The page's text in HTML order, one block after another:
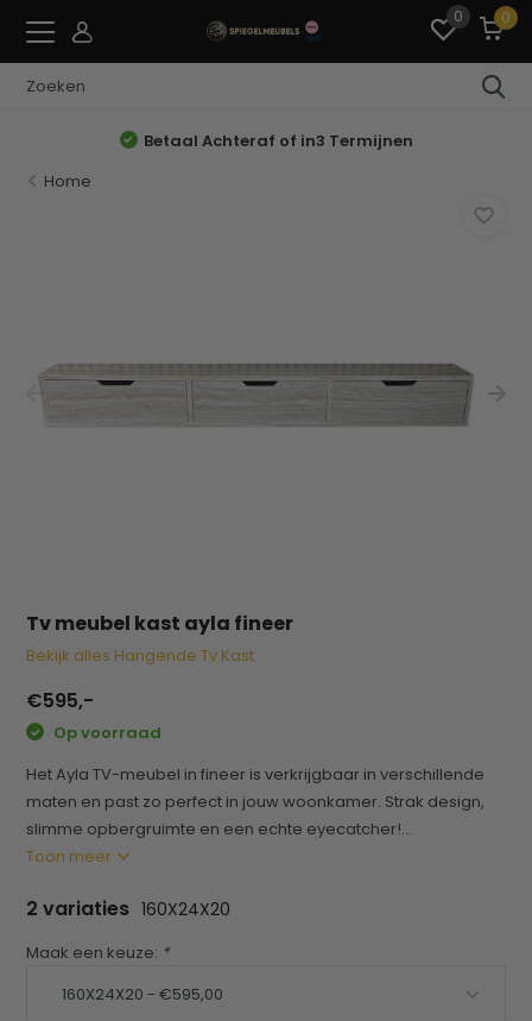
0 0
Betaal Achteraf of in3 Termijnen
Home
Tv meubel kast ayla fineer
Bekijk alles Hangende Tv Kast
€595,-
Op voorraad
Het Ayla TV-meubel in fineer is verkrijgbaar in verschillende
maten en past zo perfect in jouw woonkamer. Strak design,
slimme opbergruimte en een echte eyecatcher!...
Toon meer
2 variaties 160X24X20
Maak een keuze: *